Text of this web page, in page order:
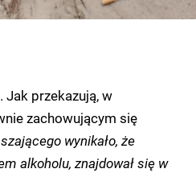
przekazują, w
zachowującym się
wynikało, że
alkoholu, znajdował się w